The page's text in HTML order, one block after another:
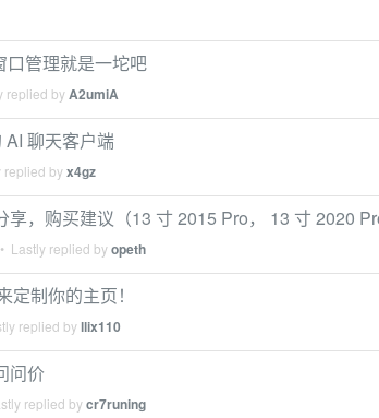
口管理就是一坨吧
replied byA2umiA
聊天客户端
replied byx4gz
，购买建议（13 寸 2015 Pro， 13 寸 2020
• Lastly replied byopeth
制你的主页！
replied byllix110
问价
replied bycr7runing